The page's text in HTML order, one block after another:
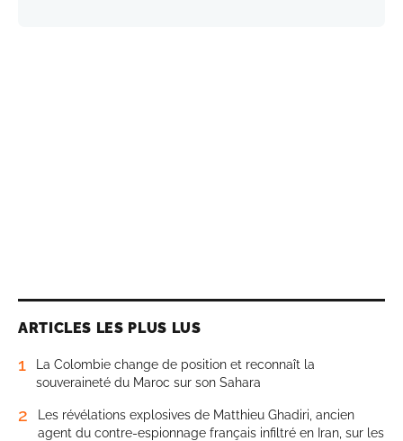
ARTICLES LES PLUS LUS
1
La Colombie change de position et reconnaît la
souveraineté du Maroc sur son Sahara
2
Les révélations explosives de Matthieu Ghadiri, ancien
agent du contre-espionnage français infiltré en Iran, sur les